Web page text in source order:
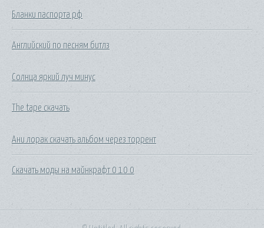
Бланки паспорта рф
Английский по песням битлз
Солнца яркий луч минус
The tape скачать
Ани лорак скачать альбом через торрент
Скачать моды на майнкрафт 0 10 0